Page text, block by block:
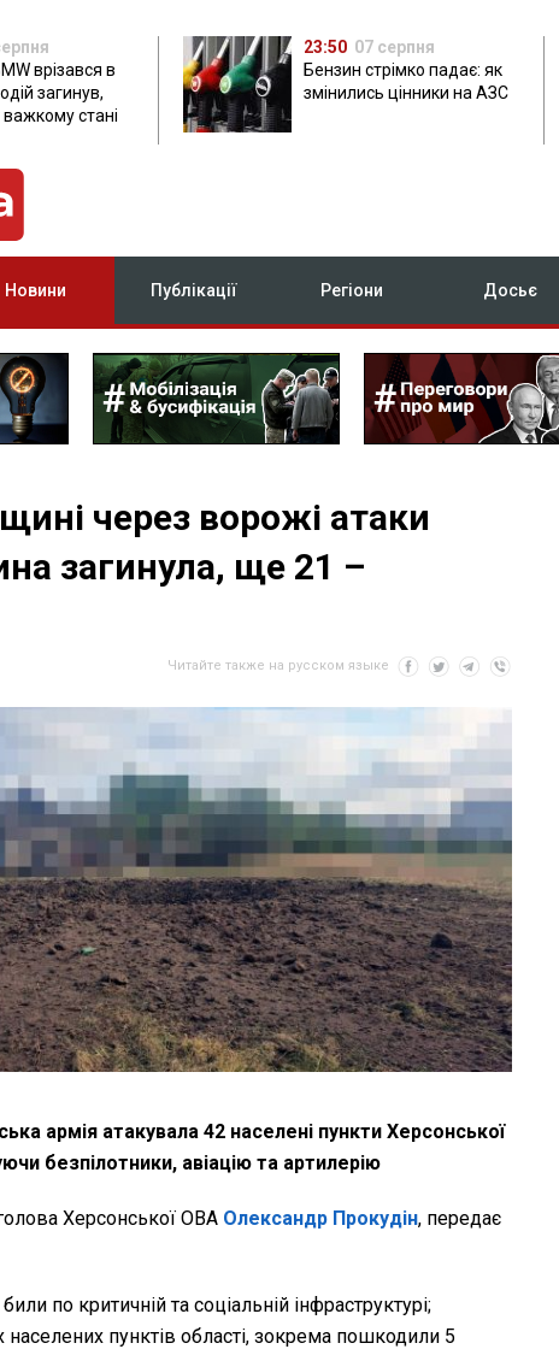
врізався в
загинув,
стані
23:50 07 серпня
Бензин стрімко падає: як
змінились цінники на АЗС
Новини Публікації Регіони Досьє
через ворожі атаки
загинула, ще 21 –
Читайте также на русском языке
армія атакувала 42 населені пункти Херсонської
безпілотники, авіацію та артилерію
Херсонської ОВА Олександр Прокудін, передає
били по критичній та соціальній інфраструктурі;
населених пунктів області, зокрема пошкодили 5